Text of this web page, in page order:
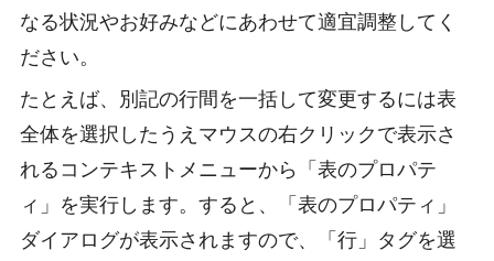
なる状況やお好みなどにあわせて適宜調整してく
ださい。
たとえば、別記の行間を一括して変更するには表
全体を選択したうえマウスの右クリックで表示さ
れるコンテキストメニューから「表のプロパテ
ィ」を実行します。すると、「表のプロパティ」
ダイアログが表示されますので、「行」タグを選